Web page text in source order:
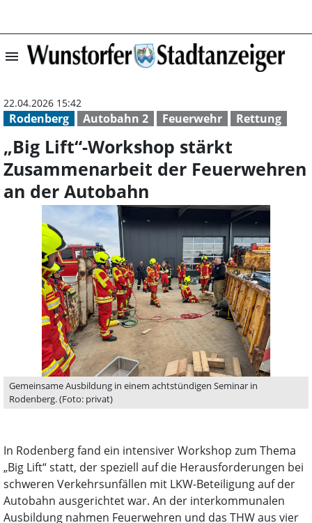
menu „Big Lift“-
Rodenberg Autobahn 2 Feuerwehr Rettung
22.04.2026 15:42
„Big Lift“-Workshop stärkt
Zusammenarbeit der Feuerwehren
an der Autobahn
Gemeinsame Ausbildung in einem achtstündigen Seminar in
Rodenberg. (Foto: privat)
In Rodenberg fand ein intensiver Workshop zum Thema
„Big Lift“ statt, der speziell auf die Herausforderungen bei
schweren Verkehrsunfällen mit LKW-Beteiligung auf der
Autobahn ausgerichtet war. An der interkommunalen
Ausbildung nahmen Feuerwehren und das THW aus vier